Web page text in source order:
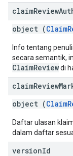
claimReview
object (
Info tentang
secara semantik,
ClaimReviewdi
claimReview
object (
Daftar ulasan
dalam daftar
versionId